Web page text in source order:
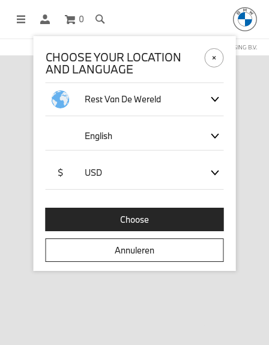
0
DEZE WEBSHOP WORDT BEHEERD DOOR STICHD SPORTMERCHANDISING B.V.
CHOOSE YOUR LOCATION
AND LANGUAGE
Rest Van De Wereld
English
$ USD
Choose
Annuleren